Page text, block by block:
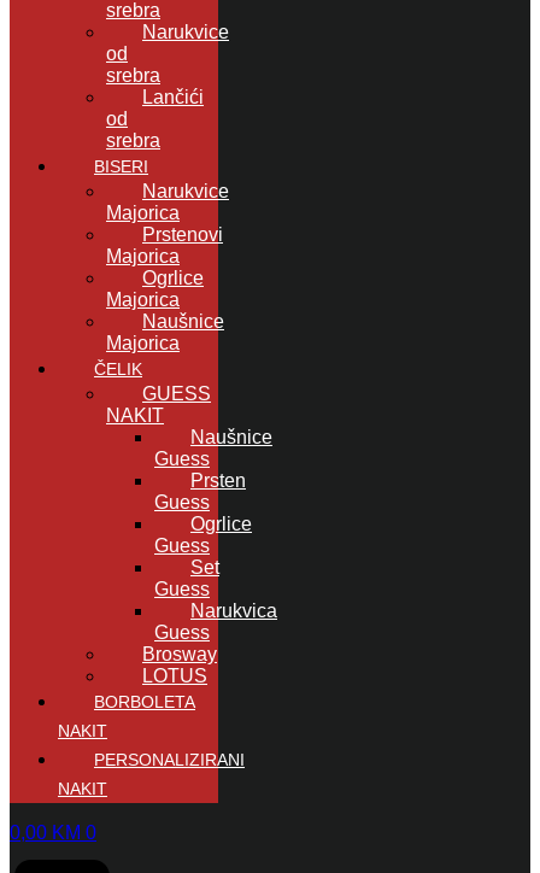
srebra
Narukvice
od
srebra
Lančići
od
srebra
BISERI
Narukvice
Majorica
Prstenovi
Majorica
Ogrlice
Majorica
Naušnice
Majorica
ČELIK
GUESS
NAKIT
Naušnice
Guess
Prsten
Guess
Ogrlice
Guess
Set
Guess
Narukvica
Guess
Brosway
LOTUS
BORBOLETA
NAKIT
PERSONALIZIRANI
NAKIT
0,00 KM 0